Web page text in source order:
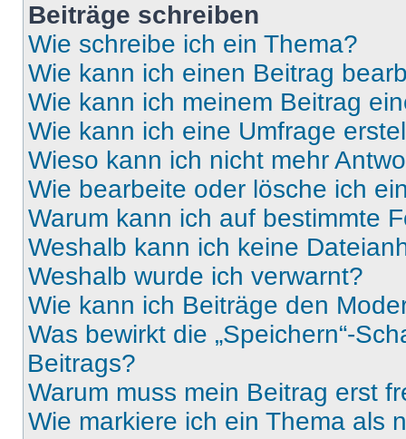
Beiträge schreiben
Wie schreibe ich ein Thema?
Wie kann ich einen Beitrag
Wie kann ich meinem Beitrag
Wie kann ich eine Umfrage
Wieso kann ich nicht mehr
Wie bearbeite oder lösche ich
Warum kann ich auf bestimmte
Weshalb kann ich keine
Weshalb wurde ich verwarnt?
Wie kann ich Beiträge den
Was bewirkt die „Speichern“-
Beitrags?
Warum muss mein Beitrag erst
Wie markiere ich ein Thema als